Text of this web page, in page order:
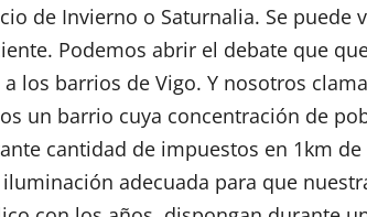
de Invierno o Saturnalia. Se puede
Podemos abrir el debate que
los barrios de Vigo. Y nosotros
un barrio cuya concentración de
cantidad de impuestos en 1km de
adecuada para que